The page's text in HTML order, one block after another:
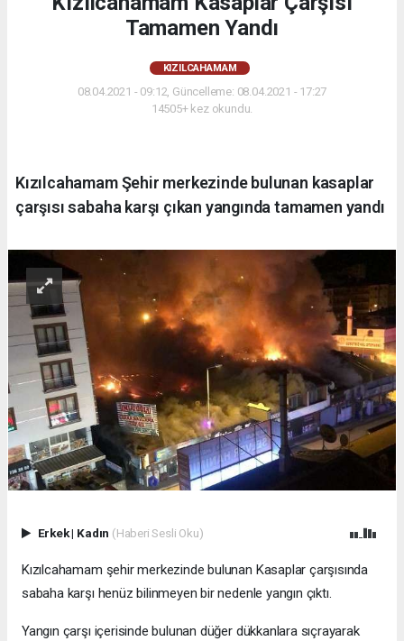
Tamamen Yandı
KIZILCAHAMAM
08.04.2021 - 09:12, Güncelleme: 08.04.2021 - 17:27
14505+ kez okundu.
Kızılcahamam Şehir merkezinde bulunan kasaplar
çarşısı sabaha karşı çıkan yangında tamamen yandı
Erkek| Kadın (Haberi Sesli Oku)
Kızılcahamam şehir merkezinde bulunan Kasaplar çarşısında
sabaha karşı henüz bilinmeyen bir nedenle yangın çıktı.
Yangın çarşı içerisinde bulunan düğer dükkanlara sıçrayarak